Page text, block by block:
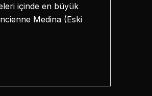
içinde en büyük
Medina (Eski